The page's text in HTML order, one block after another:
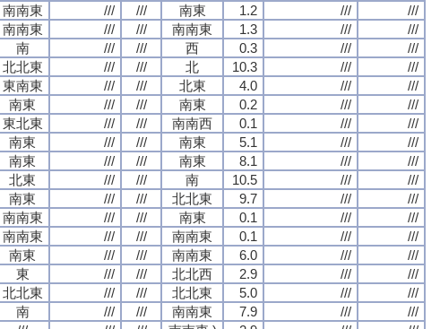
南南東 /// /// 南東 1.2 ///
///
南南東 /// /// 南南東 1.3 ///
///
南 /// /// 西 0.3 ///
///
北北東 /// /// 北 10.3 ///
///
東南東 /// /// 北東 4.0 ///
///
南東 /// /// 南東 0.2 ///
///
東北東 /// /// 南南西 0.1 ///
///
南東 /// /// 南東 5.1 ///
///
南東 /// /// 南東 8.1 ///
///
北東 /// /// 南 10.5 ///
///
南東 /// /// 北北東 9.7 ///
///
南南東 /// /// 南東 0.1 ///
///
南南東 /// /// 南南東 0.1 ///
///
南東 /// /// 南南東 6.0 ///
///
東 /// /// 北北西 2.9 ///
///
北北東 /// /// 北北東 5.0 ///
///
南 /// /// 南南東 7.9 ///
///